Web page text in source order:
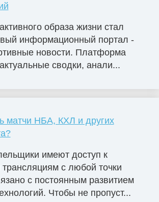
образа жизни стал
информационный портал -
новости. Платформа
сводки, анали...
матчи НБА, КХЛ и других
имеют доступ к
с любой точки
с постоянным развитием
Чтобы не пропуст...